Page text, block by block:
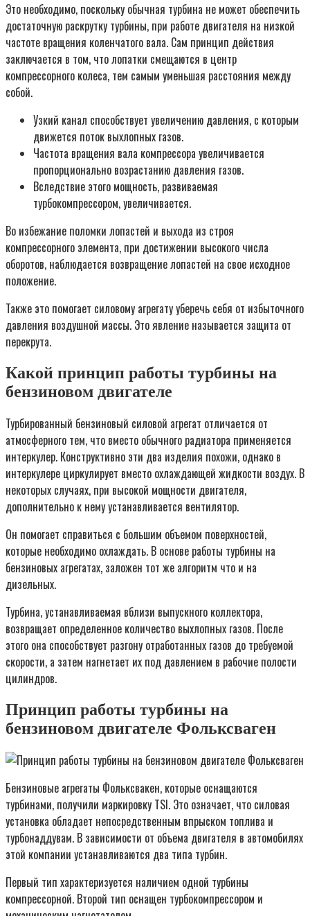
Это необходимо, поскольку обычная турбина не может обеспечить
достаточную раскрутку турбины, при работе двигателя на низкой
частоте вращения коленчатого вала. Сам принцип действия
заключается в том, что лопатки смещаются в центр
компрессорного колеса, тем самым уменьшая расстояния между
собой.
Узкий канал способствует увеличению давления, с которым
движется поток выхлопных газов.
Частота вращения вала компрессора увеличивается
пропорционально возрастанию давления газов.
Вследствие этого мощность, развиваемая
турбокомпрессором, увеличивается.
Во избежание поломки лопастей и выхода из строя
компрессорного элемента, при достижении высокого числа
оборотов, наблюдается возвращение лопастей на свое исходное
положение.
Также это помогает силовому агрегату уберечь себя от избыточного
давления воздушной массы. Это явление называется защита от
перекрута.
Какой принцип работы турбины на
бензиновом двигателе
Турбированный бензиновый силовой агрегат отличается от
атмосферного тем, что вместо обычного радиатора применяется
интеркулер. Конструктивно эти два изделия похожи, однако в
интеркулере циркулирует вместо охлаждающей жидкости воздух. В
некоторых случаях, при высокой мощности двигателя,
дополнительно к нему устанавливается вентилятор.
Он помогает справиться с большим объемом поверхностей,
которые необходимо охлаждать. В основе работы турбины на
бензиновых агрегатах, заложен тот же алгоритм что и на
дизельных.
Турбина, устанавливаемая вблизи выпускного коллектора,
возвращает определенное количество выхлопных газов. После
этого она способствует разгону отработанных газов до требуемой
скорости, а затем нагнетает их под давлением в рабочие полости
цилиндров.
Принцип работы турбины на
бензиновом двигателе Фольксваген
Бензиновые агрегаты Фольксвакен, которые оснащаются
турбинами, получили маркировку TSI. Это означает, что силовая
установка обладает непосредственным впрыском топлива и
турбонаддувам. В зависимости от объема двигателя в автомобилях
этой компании устанавливаются два типа турбин.
Первый тип характеризуется наличием одной турбины
компрессорной. Второй тип оснащен турбокомпрессором и